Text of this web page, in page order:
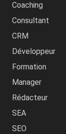
Coaching
Consultant
CRM
Développeur
Formation
Manager
Rédacteur
SEA
SEO